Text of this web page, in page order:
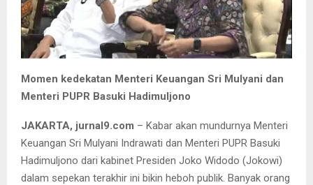
Momen kedekatan Menteri Keuangan Sri Mulyani dan
Menteri PUPR Basuki Hadimuljono
JAKARTA, jurnal9.com – Kabar akan mundurnya Menteri
Keuangan Sri Mulyani Indrawati dan Menteri PUPR Basuki
Hadimuljono dari kabinet Presiden Joko Widodo (Jokowi)
dalam sepekan terakhir ini bikin heboh publik. Banyak orang